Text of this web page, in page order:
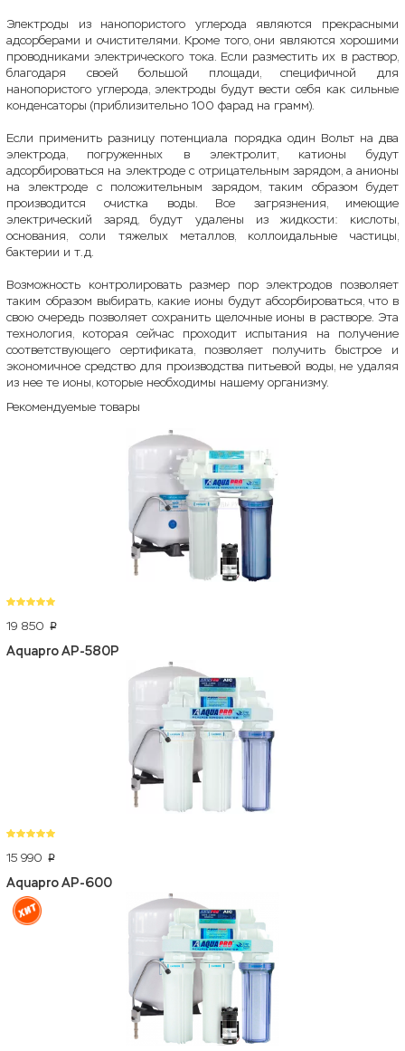
Электроды из нанопористого углерода являются прекрасными
адсорберами и очистителями. Кроме того, они являются хорошими
проводниками электрического тока. Если разместить их в раствор,
благодаря своей большой площади, специфичной для
нанопористого углерода, электроды будут вести себя как сильные
конденсаторы (приблизительно 100 фарад на грамм).
Если применить разницу потенциала порядка один Вольт на два
электрода, погруженных в электролит, катионы будут
адсорбироваться на электроде с отрицательным зарядом, а анионы
на электроде с положительным зарядом, таким образом будет
производится очистка воды. Все загрязнения, имеющие
электрический заряд, будут удалены из жидкости: кислоты,
основания, соли тяжелых металлов, коллоидальные частицы,
бактерии и т.д.
Возможность контролировать размер пор электродов позволяет
таким образом выбирать, какие ионы будут абсорбироваться, что в
свою очередь позволяет сохранить щелочные ионы в растворе. Эта
технология, которая сейчас проходит испытания на получение
соответствующего сертификата, позволяет получить быстрое и
экономичное средство для производства питьевой воды, не удаляя
из нее те ионы, которые необходимы нашему организму.
Рекомендуемые товары
19 850 p
Aquapro AP-580P
15 990 p
Aquapro AP-600